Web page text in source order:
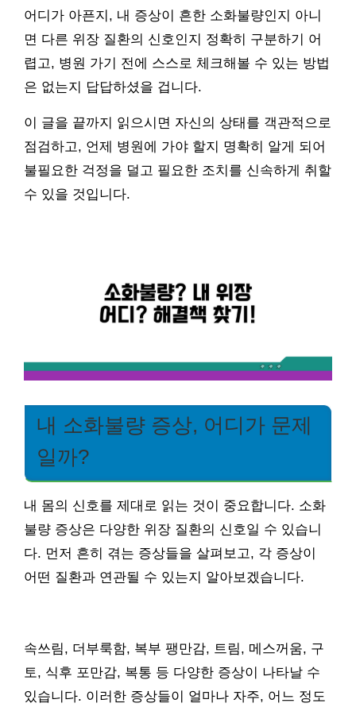
어디가 아픈지, 내 증상이 흔한 소화불량인지 아니
면 다른 위장 질환의 신호인지 정확히 구분하기 어
렵고, 병원 가기 전에 스스로 체크해볼 수 있는 방법
은 없는지 답답하셨을 겁니다.
이 글을 끝까지 읽으시면 자신의 상태를 객관적으로
점검하고, 언제 병원에 가야 할지 명확히 알게 되어
불필요한 걱정을 덜고 필요한 조치를 신속하게 취할
수 있을 것입니다.
내 소화불량 증상, 어디가 문제
일까?
내 몸의 신호를 제대로 읽는 것이 중요합니다. 소화
불량 증상은 다양한 위장 질환의 신호일 수 있습니
다. 먼저 흔히 겪는 증상들을 살펴보고, 각 증상이
어떤 질환과 연관될 수 있는지 알아보겠습니다.
속쓰림, 더부룩함, 복부 팽만감, 트림, 메스꺼움, 구
토, 식후 포만감, 복통 등 다양한 증상이 나타날 수
있습니다. 이러한 증상들이 얼마나 자주, 어느 정도